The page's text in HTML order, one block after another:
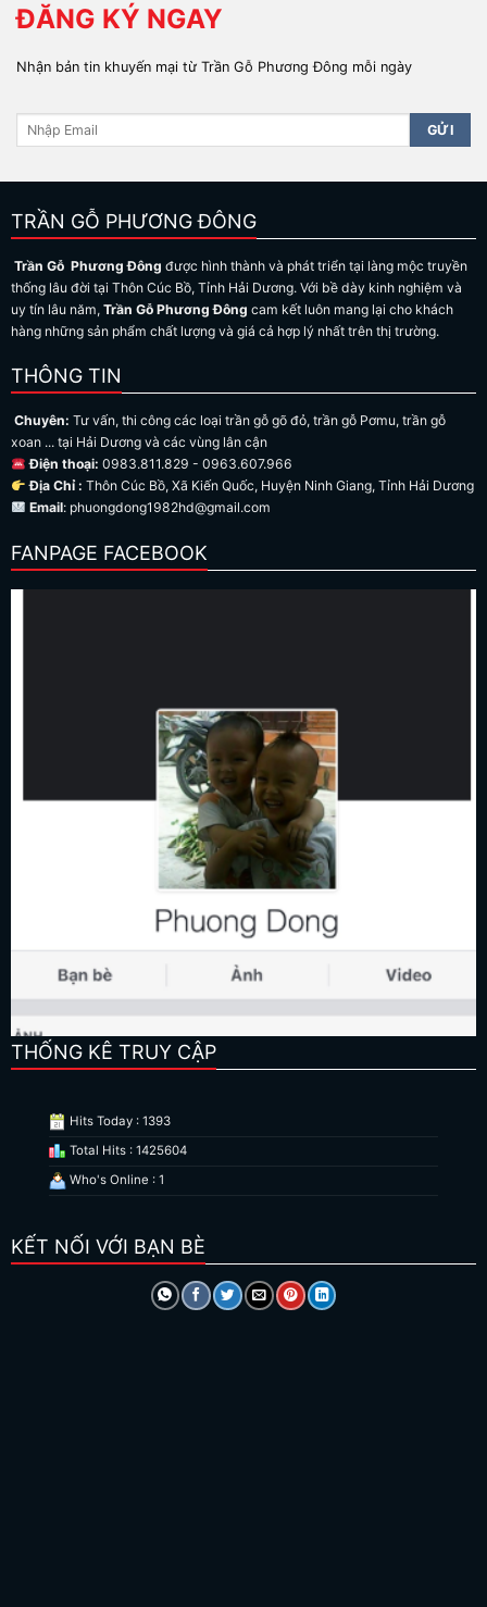
ĐĂNG KÝ NGAY
Nhận bản tin khuyến mại từ Trần Gỗ Phương Đông mỗi ngày
TRẦN GỖ PHƯƠNG ĐÔNG
Trần Gỗ Phương Đông được hình thành và phát triển tại làng mộc truyền
thống lâu đời tại Thôn Cúc Bồ, Tỉnh Hải Dương. Với bề dày kinh nghiệm và
uy tín lâu năm, Trần Gỗ Phương Đông cam kết luôn mang lại cho khách
hàng những sản phẩm chất lượng và giá cả hợp lý nhất trên thị trường.
THÔNG TIN
Chuyên: Tư vấn, thi công các loại trần gỗ gõ đỏ, trần gỗ Pơmu, trần gỗ
xoan ... tại Hải Dương và các vùng lân cận
Điện thoại: 0983.811.829 - 0963.607.966
Địa Chỉ : Thôn Cúc Bồ, Xã Kiến Quốc, Huyện Ninh Giang, Tỉnh Hải Dương
Email: phuongdong1982hd@gmail.com
FANPAGE FACEBOOK
THỐNG KÊ TRUY CẬP
Hits Today : 1393
Total Hits : 1425604
Who's Online : 1
KẾT NỐI VỚI BẠN BÈ